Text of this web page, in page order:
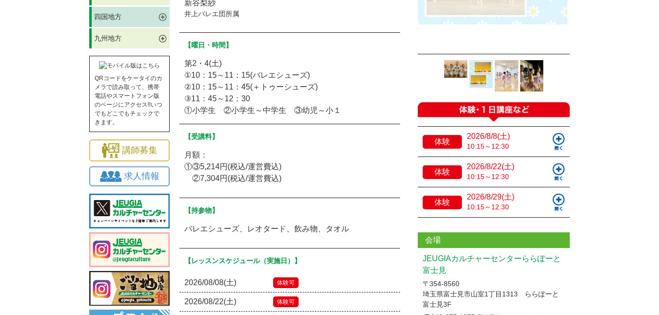
四国地方
九州地方
QRコードをケータイのカ
メラで読み取って、携帯
電話やスマートフォン版
のページにアクセス!!いつ
でもどこでもチェックで
きます。
講師募集
求人情報
新谷梨紗
井上バレエ団所属
【曜日・時間】
第2・4(土)
①10：15～11：15(バレエシューズ)
②10：15～11：45(＋トゥーシューズ)
③11：45～12：30
①小学生 ②小学生～中学生 ③幼児～小１
【受講料】
月額：
①③5,214円(税込/運営費込)
②7,304円(税込/運営費込)
【持参物】
バレエシューズ、レオタード、飲み物、タオル
【レッスンスケジュール（実施日）】
2026/08/08(土) 体験可
2026/08/22(土) 体験可
体験
2026/8/8(土)
10:15～12:30
体験
2026/8/22(土)
10:15～12:30
体験
2026/8/29(土)
10:15～12:30
会場
JEUGIAカルチャーセンターららぽーと
富士見
〒354-8560
埼玉県富士見市山室1丁目1313 ららぽーと
富士見3F